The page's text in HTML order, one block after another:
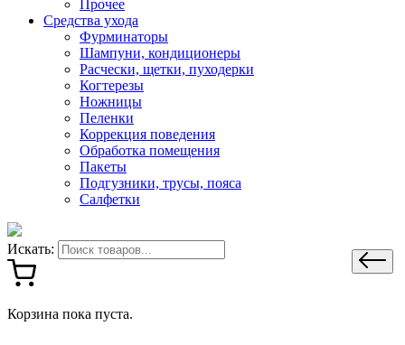
Прочее
Средства ухода
Фурминаторы
Шампуни, кондиционеры
Расчески, щетки, пуходерки
Когтерезы
Ножницы
Пеленки
Коррекция поведения
Обработка помещения
Пакеты
Подгузники, трусы, пояса
Салфетки
Искать:
Корзина пока пуста.